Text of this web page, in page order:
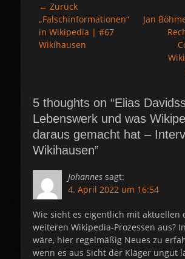
r
t
e
Beitragsnavigation
← Zurück
Vorheriger
Beitrag:
„Falschinformationen“
in Wikipedia | #67
Wikihausen
Nächster
Jan
5 thoughts on “Elias
Lebenswerk und was
daraus gemacht hat –
Wikihausen”
Johannes sagt:
4. April 2022 um 16:54
Wie sieht es eigentlich mit aktuellen
weiteren Wikipedia-Prozessen aus?
wäre, hier regelmäßig Neues zu
wenn es aus Sicht der Kläger ungut